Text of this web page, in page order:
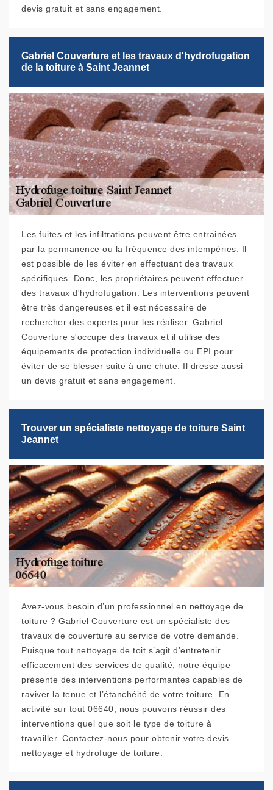
devis gratuit et sans engagement.
Gabriel Couverture et les travaux d'hydrofugation
de la toiture à Saint Jeannet
Les fuites et les infiltrations peuvent être entrainées
par la permanence ou la fréquence des intempéries. Il
est possible de les éviter en effectuant des travaux
spécifiques. Donc, les propriétaires peuvent effectuer
des travaux d'hydrofugation. Les interventions peuvent
être très dangereuses et il est nécessaire de
rechercher des experts pour les réaliser. Gabriel
Couverture s'occupe des travaux et il utilise des
équipements de protection individuelle ou EPI pour
éviter de se blesser suite à une chute. Il dresse aussi
un devis gratuit et sans engagement.
Trouver un spécialiste nettoyage de toiture Saint
Jeannet
Avez-vous besoin d’un professionnel en nettoyage de
toiture ? Gabriel Couverture est un spécialiste des
travaux de couverture au service de votre demande.
Puisque tout nettoyage de toit s’agit d’entretenir
efficacement des services de qualité, notre équipe
présente des interventions performantes capables de
raviver la tenue et l’étanchéité de votre toiture. En
activité sur tout 06640, nous pouvons réussir des
interventions quel que soit le type de toiture à
travailler. Contactez-nous pour obtenir votre devis
nettoyage et hydrofuge de toiture.